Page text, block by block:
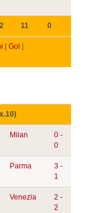
2 11 0
Gol
Milan
0 -
0
Parma
3 -
1
Venezia
2 -
2